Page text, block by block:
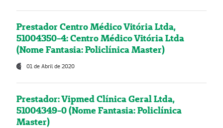
Prestador Centro Médico Vitória Ltda,
51004350-4: Centro Médico Vitória Ltda
(Nome Fantasia: Policlínica Master)
01 de Abril de 2020
Prestador: Vipmed Clínica Geral Ltda,
51004349-0 (Nome Fantasia: Policlínica
Master)